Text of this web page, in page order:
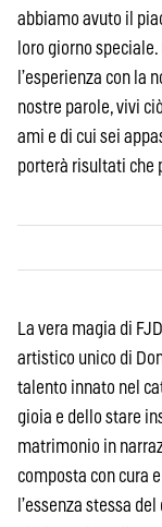
abbiamo avuto il
loro giorno
l’esperienza con la
nostre parole, vivi
ami e di cui sei
porterà risultati che
La vera magia di
artistico unico di
talento innato nel
gioia e dello stare
matrimonio in
composta con cura
l’essenza stessa